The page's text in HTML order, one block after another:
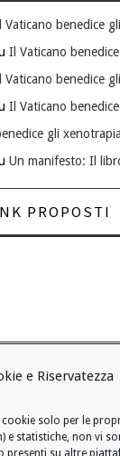
e Riservatezza
solo per le
e statistiche, non vi
presenti su altre
Vaticano benedice
Il Vaticano
Vaticano benedice
Il Vaticano
gli
Un manifesto: Il
PROPOSTI